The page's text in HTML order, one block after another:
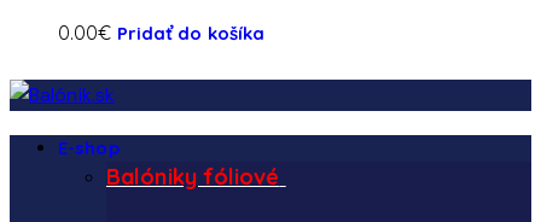
0.00€ Pridať do košíka
E-shop
Balóniky fóliové